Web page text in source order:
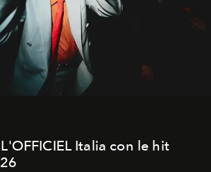
Italia con le hit